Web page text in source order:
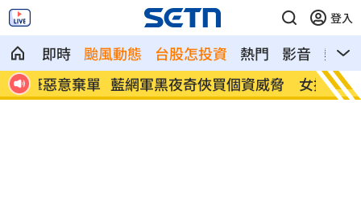
登入
即時 颱風動態 台股怎投資 熱門 影音
熱搜
單 藍網軍黑夜奇俠買個資威脅 女撿半年逮
人
傳社